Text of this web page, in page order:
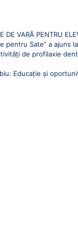
DE VARĂ PENTRU
pentru Sate” a ajuns
de profilaxie
Educație și